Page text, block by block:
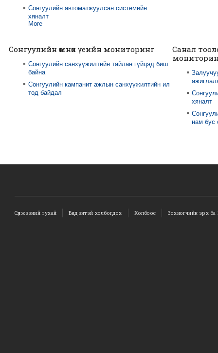
Сонгуулийн автоматжуулсан системийн
хяналт
More
Сонгуулийн өмнөх үеийн мониторинг
Сонгуулийн санхүүжилтийн тайлан гүйцэд биш
байна
Сонгуулийн кампанит ажлын санхүүжилтийн ил
тод байдал
Санал
хяналт
нам бус
Сүлжээний тухай Бидэнтэй холбогдох Холбоос Зохиогчийн эрх